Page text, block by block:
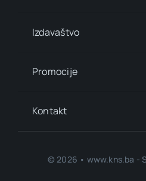
Izdavaštvo
Promocije
Kontakt
© 2026 • www.kns.ba -